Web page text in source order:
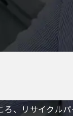
、リサイクル